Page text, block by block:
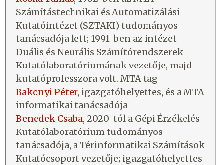
Számítástechnikai és Automatizálási
Kutatóintézet (SZTAKI) tudományos
tanácsadója lett; 1991-ben az intézet
Duális és Neurális Számítórendszerek
Kutatólaboratóriumának vezetője, majd
kutatóprofesszora volt. MTA tag
Bakonyi Péter, igazgatóhelyettes, és a MTA
informatikai tanácsadója
Benedek Csaba, 2020-tól a Gépi Érzékelés
Kutatólaboratórium tudományos
tanácsadója, a Térinformatikai Számítások
Kutatócsoport vezetője; igazgatóhelyettes